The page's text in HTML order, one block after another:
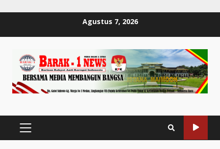
Agustus 7, 2026
PRIMARY
MENU